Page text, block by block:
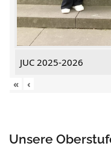
JUC 2025-2026
«
‹
Unsere